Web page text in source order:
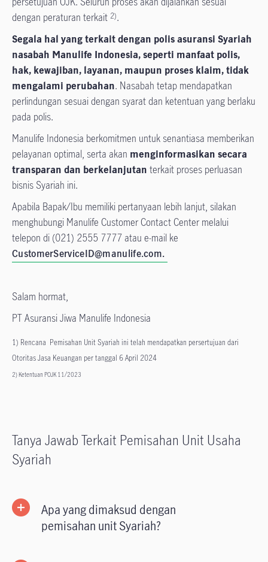
dengan peraturan terkait 2).
Segala hal yang terkait dengan polis asuransi Syariah
nasabah Manulife Indonesia, seperti manfaat polis,
hak, kewajiban, layanan, maupun proses klaim, tidak
mengalami perubahan. Nasabah tetap mendapatkan
perlindungan sesuai dengan syarat dan ketentuan yang berlaku
pada polis.
Manulife Indonesia berkomitmen untuk senantiasa memberikan
pelayanan optimal, serta akan menginformasikan secara
transparan dan berkelanjutan terkait proses perluasan
bisnis Syariah ini.
Apabila Bapak/Ibu memiliki pertanyaan lebih lanjut, silakan
menghubungi Manulife Customer Contact Center melalui
telepon di (021) 2555 7777 atau e-mail ke
CustomerServiceID@manulife.com.
Salam hormat,
PT Asuransi Jiwa Manulife Indonesia
1) Rencana Pemisahan Unit Syariah ini telah mendapatkan persertujuan dari
Otoritas Jasa Keuangan per tanggal 6 April 2024
2) Ketentuan POJK 11/2023
Tanya Jawab Terkait Pemisahan Unit Usaha
Syariah
Apa yang dimaksud dengan
pemisahan unit Syariah?